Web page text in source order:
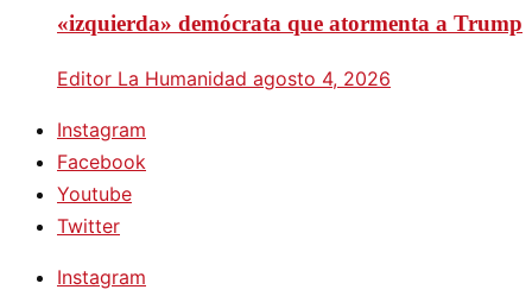
«izquierda» demócrata que atormenta a Trump
Editor La Humanidad agosto 4, 2026
Instagram
Facebook
Youtube
Twitter
Instagram